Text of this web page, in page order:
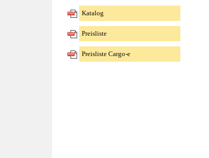
Katalog
Preisliste
Preisliste Cargo-e